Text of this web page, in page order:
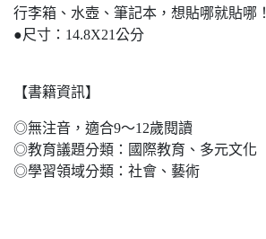
行李箱、水壺、筆記本，想貼哪就貼哪！
●尺寸：14.8X21公分
【書籍資訊】
◎無注音，適合9～12歲閱讀
◎教育議題分類：國際教育、多元文化
◎學習領域分類：社會、藝術